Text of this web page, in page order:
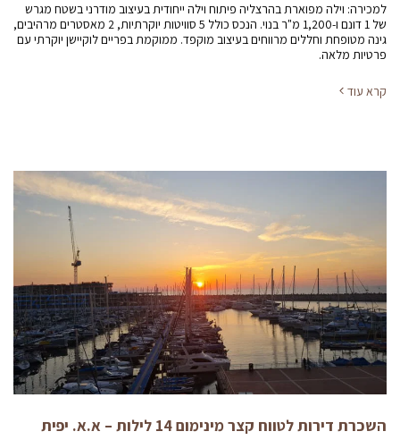
למכירה: וילה מפוארת בהרצליה פיתוח וילה ייחודית בעיצוב מודרני בשטח מגרש
של 1 דונם ו-1,200 מ"ר בנוי. הנכס כולל 5 סוויטות יוקרתיות, 2 מאסטרים מרהיבים,
גינה מטופחת וחללים מרווחים בעיצוב מוקפד. ממוקמת בפריים לוקיישן יוקרתי עם
פרטיות מלאה.
קרא עוד
השכרת דירות לטווח קצר מינימום 14 לילות – א.א. יפית